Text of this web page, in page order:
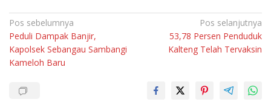
Navigasi
pos
Pos sebelumnya
Peduli Dampak Banjir,
Kapolsek Sebangau Sambangi
Kameloh Baru
Pos selanjutnya
53,78 Persen Penduduk
Kalteng Telah Tervaksin